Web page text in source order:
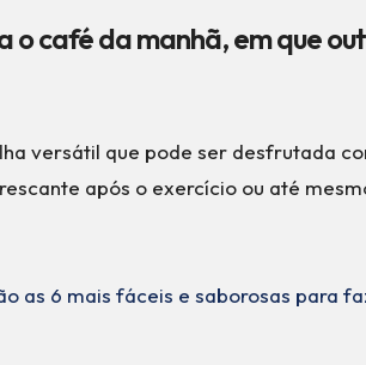
o café da manhã, em que
versátil que pode ser desfrutada
após o exercício ou até
as 6 mais fáceis e saborosas para